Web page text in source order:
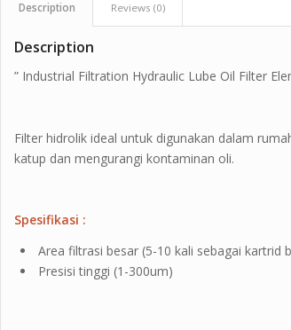
Description Reviews (0)
Description
” Industrial Filtration Hydraulic Lube Oil Filter
Filter hidrolik ideal untuk digunakan dalam
katup dan mengurangi kontaminan oli.
Spesifikasi :
Area filtrasi besar (5-10 kali sebagai kartrid
Presisi tinggi (1-300um)